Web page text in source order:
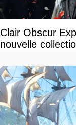
Clair Obscur
nouvelle